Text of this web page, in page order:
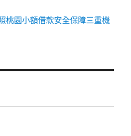
桃園小額借款安全保障三重機